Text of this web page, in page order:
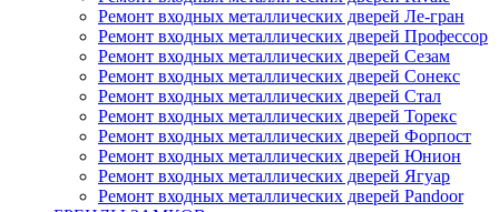
Ремонт входных металлических дверей Ле-гран
Ремонт входных металлических дверей Профессор
Ремонт входных металлических дверей Сезам
Ремонт входных металлических дверей Сонекс
Ремонт входных металлических дверей Стал
Ремонт входных металлических дверей Торекс
Ремонт входных металлических дверей Форпост
Ремонт входных металлических дверей Юнион
Ремонт входных металлических дверей Ягуар
Ремонт входных металлических дверей Pandoor